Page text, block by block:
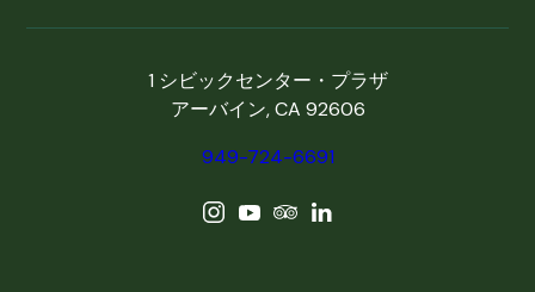
1 シビックセンター・プラザ
アーバイン, CA 92606
949-724-6691